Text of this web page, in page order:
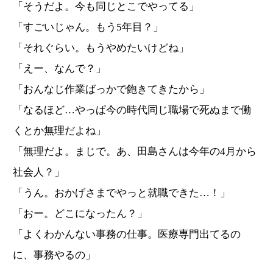
「そうだよ。今も同じとこでやってる」
「すごいじゃん。もう5年目？」
「それぐらい。もうやめたいけどね」
「えー、なんで？」
「おんなじ作業ばっかで飽きてきたから」
「なるほど…やっぱ今の時代同じ職場で死ぬまで働
くとか無理だよね」
「無理だよ。まじで。あ、田島さんは今年の4月から
社会人？」
「うん。おかげさまでやっと就職できた…！」
「おー。どこになったん？」
「よくわかんない事務の仕事。医療専門出てるの
に、事務やるの」